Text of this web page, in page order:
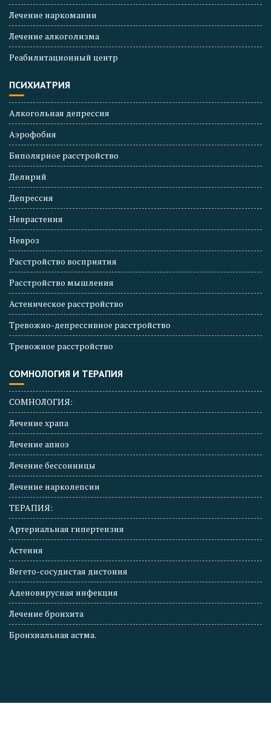
Лечение наркомании
Лечение алкоголизма
Реабилитационный центр
ПСИХИАТРИЯ
Алкогольная депрессия
Аэрофобия
Биполярное расстройство
Делирий
Депрессия
Неврастения
Невроз
Расстройство восприятия
Расстройство мышления
Астеническое расстройство
Тревожно-депрессивное расстройство
Тревожное расстройство
СОМНОЛОГИЯ И ТЕРАПИЯ
СОМНОЛОГИЯ:
Лечение храпа
Лечение апноэ
Лечение бессонницы
Лечение нарколепсии
ТЕРАПИЯ:
Артериальная гипертензия
Астения
Вегето-сосудистая дистония
Аденовирусная инфекция
Лечение бронхита
Бронхиальная астма.